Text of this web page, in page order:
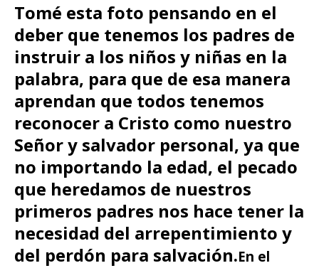
Tomé esta foto pensando en el
deber que tenemos los padres de
instruir a los niños y niñas en la
palabra, para que de esa manera
aprendan que todos tenemos
reconocer a Cristo como nuestro
Señor y salvador personal, ya que
no importando la edad, el pecado
que heredamos de nuestros
primeros padres nos hace tener la
necesidad del arrepentimiento y
del perdón para salvación.En el